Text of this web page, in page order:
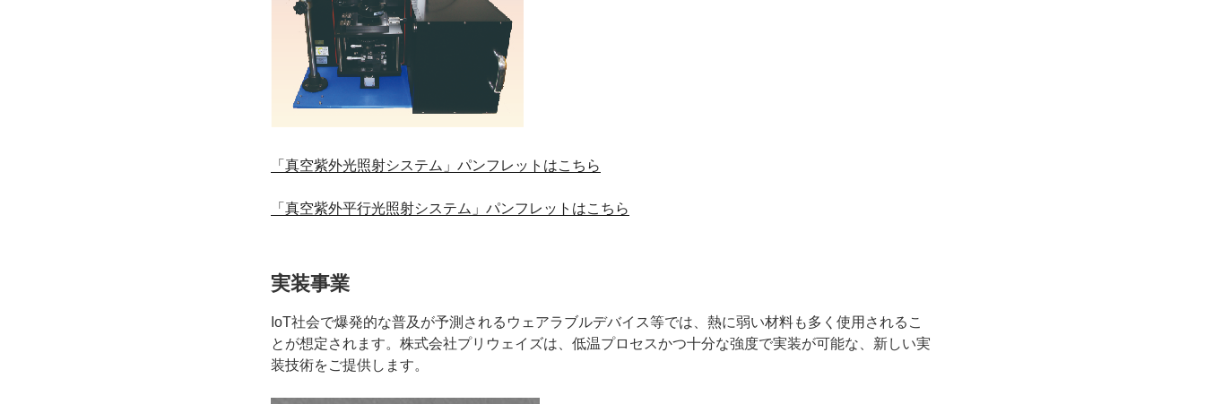
「真空紫外光照射システム」パンフレットはこちら
「真空紫外平行光照射システム」パンフレットはこちら
実装事業
IoT社会で爆発的な普及が予測されるウェアラブルデバイス等では、熱に弱い材料も多く使用されるこ
とが想定されます。株式会社プリウェイズは、低温プロセスかつ十分な強度で実装が可能な、新しい実
装技術をご提供します。